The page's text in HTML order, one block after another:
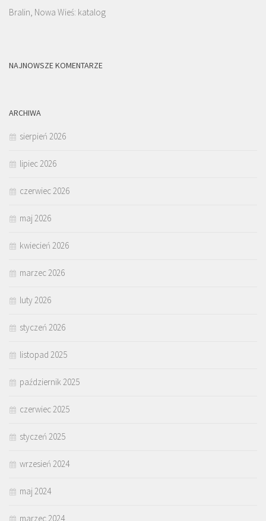
Bralin, Nowa Wieś: katalog
NAJNOWSZE KOMENTARZE
ARCHIWA
sierpień 2026
lipiec 2026
czerwiec 2026
maj 2026
kwiecień 2026
marzec 2026
luty 2026
styczeń 2026
listopad 2025
październik 2025
czerwiec 2025
styczeń 2025
wrzesień 2024
maj 2024
marzec 2024